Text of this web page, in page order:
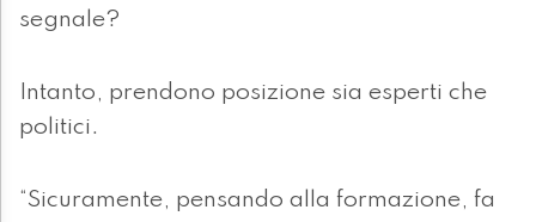
segnale?
Intanto, prendono posizione sia esperti che
politici.
“Sicuramente, pensando alla formazione, fa